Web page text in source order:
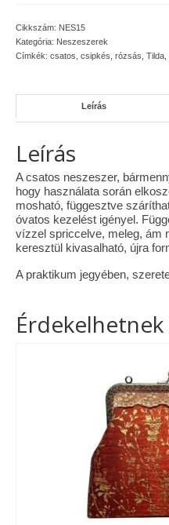
Ellynor története
Adatkezelési
Blog
Cikkszám: NES15
Kategória: Neszeszerek
Címkék: csatos csipkés rózsás Tilda
Leírás
Leírás
A csatos neszeszer,
hogy használata során
mosható, függesztve
óvatos kezelést igényel.
vízzel spriccelve, meleg, ám
keresztül kivasalható, újra
A praktikum jegyében,